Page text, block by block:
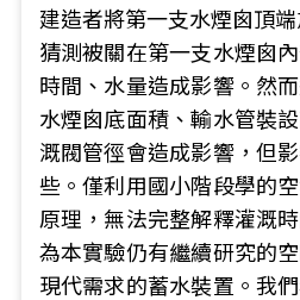
建造者將第一支水煙囪頂
猜測被關在第一支水煙囪
時間、水量造成影響。然
水煙囪底面積、輸水管裝
溉閥管徑會造成影響，但
些。僅利用國小階段學的
原理，無法完整解釋灌溉
為本實驗仍有繼續研究的
現代需求的蓄水裝置。我